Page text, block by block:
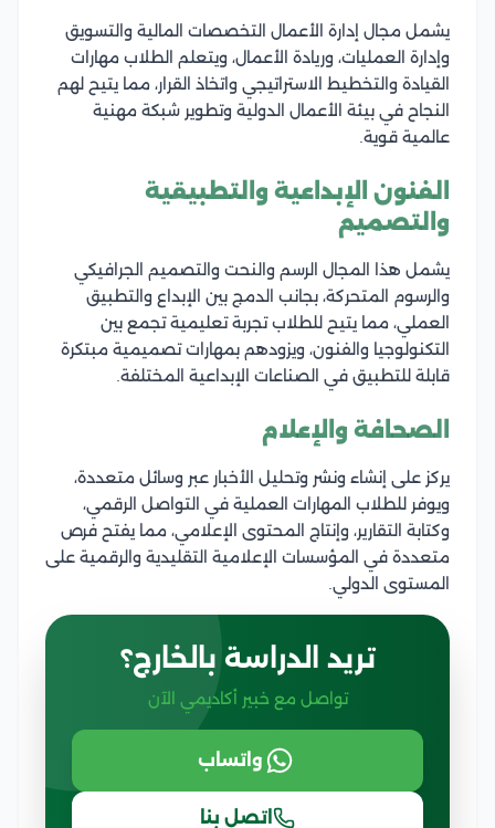
يشمل مجال إدارة الأعمال التخصصات المالية والتسويق
وإدارة العمليات، وريادة الأعمال، ويتعلم الطلاب مهارات
القيادة والتخطيط الاستراتيجي واتخاذ القرار، مما يتيح لهم
النجاح في بيئة الأعمال الدولية وتطوير شبكة مهنية
عالمية قوية.
الفنون الإبداعية والتطبيقية
والتصميم
يشمل هذا المجال الرسم والنحت والتصميم الجرافيكي
والرسوم المتحركة، بجانب الدمج بين الإبداع والتطبيق
العملي، مما يتيح للطلاب تجربة تعليمية تجمع بين
التكنولوجيا والفنون، ويزودهم بمهارات تصميمية مبتكرة
قابلة للتطبيق في الصناعات الإبداعية المختلفة.
الصحافة والإعلام
يركز على إنشاء ونشر وتحليل الأخبار عبر وسائل متعددة،
ويوفر للطلاب المهارات العملية في التواصل الرقمي،
وكتابة التقارير، وإنتاج المحتوى الإعلامي، مما يفتح فرص
متعددة في المؤسسات الإعلامية التقليدية والرقمية على
المستوى الدولي.
تريد الدراسة بالخارج؟
تواصل مع خبير أكاديمي الآن
واتساب
اتصل بنا